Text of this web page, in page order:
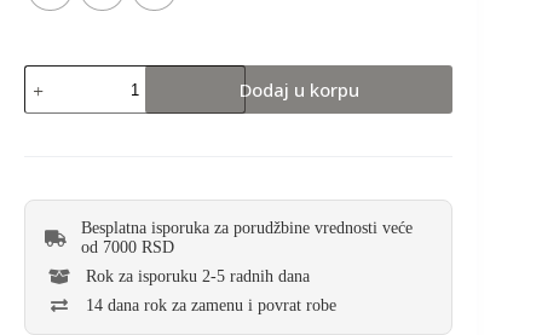
Dodaj u korpu
Besplatna isporuka za porudžbine vrednosti veće
od 7000 RSD
Rok za isporuku 2-5 radnih dana
14 dana rok za zamenu i povrat robe